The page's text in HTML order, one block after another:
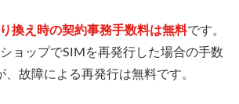
換え時の契約事務手数料は無料です。
ョップでSIMを再発行した場合の手数
故障による再発行は無料です。